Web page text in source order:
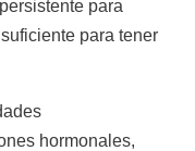
para
para tener
hormonales,